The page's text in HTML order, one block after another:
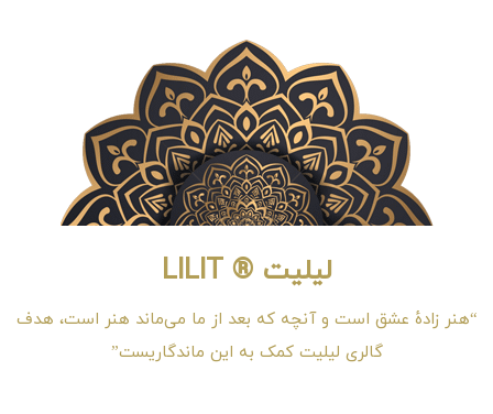
لیلیت ® LILIT
“هنر زادهٔ عشق است و آنچه که بعد از ما می‌ماند هنر است، هدف
گالری لیلیت کمک به این ماندگاریست”